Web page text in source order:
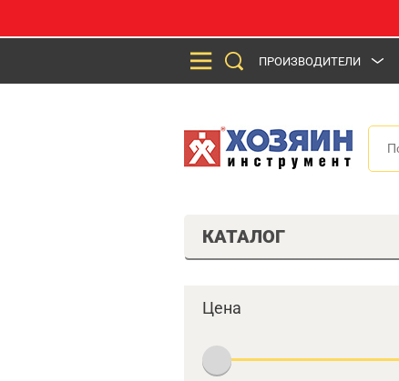
ПРОИЗВОДИТЕЛИ
КАТАЛОГ
Цена